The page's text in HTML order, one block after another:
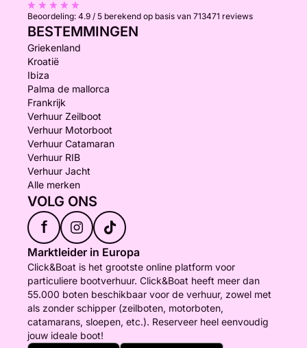
Beoordeling: 4.9 / 5 berekend op basis van 713471 reviews
BESTEMMINGEN
Griekenland
Kroatië
Ibiza
Palma de mallorca
Frankrijk
Verhuur Zeilboot
Verhuur Motorboot
Verhuur Catamaran
Verhuur RIB
Verhuur Jacht
Alle merken
VOLG ONS
f
Marktleider in Europa
Click&Boat is het grootste online platform voor
particuliere bootverhuur. Click&Boat heeft meer dan
55.000 boten beschikbaar voor de verhuur, zowel met
als zonder schipper (zeilboten, motorboten,
catamarans, sloepen, etc.). Reserveer heel eenvoudig
jouw ideale boot!